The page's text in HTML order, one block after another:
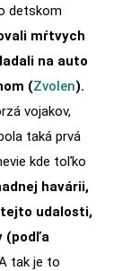
detskom
mŕtvych
na auto
(Zvolen).
vojakov,
taká prvá
kde toľko
havárii,
udalosti,
(podľa
tak je to